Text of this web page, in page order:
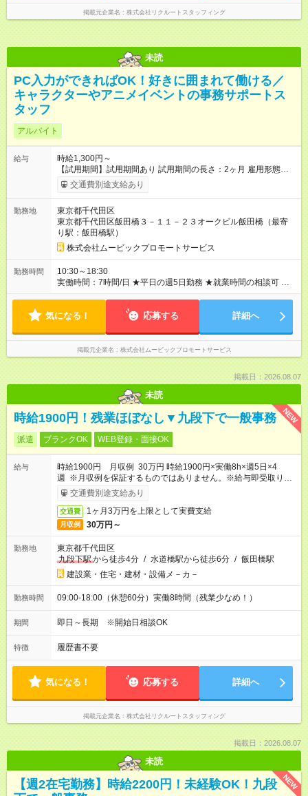
掲載元企業名 株式会社リクルートスタッフィング
未読
PC入力ができればOK！好きに囲まれて働ける／
キャラクターやアニメイベントの事務サポートス
タッフ
アルバイト
給与
時給1,300円～
【試用期間】試用期間あり 試用期間の長さ：2ヶ月 雇用形態、
給与は本採用時と同じです。
交通費別途支給あり
勤務地
東京都千代田区
東京都千代田区飯田橋３－１１－２３オークビル飯田橋（最寄
り駅：飯田橋駅）
株式会社ムービックプロモートサービス
勤務時間
10:30～18:30
実働時間：7時間/日 ★平日の週5日勤務 ★就業時間の相談可 勤
務時間は しっかり考慮しますので、 お気軽にご相談ください♪
気になる！ 応募する 詳細へ
掲載元企業名 株式会社ムービックプロモートサービス
掲載日：2026.08.07
未読
NEW
時給1900円！残業ほぼなし▼九段下で一般事務
派遣 ブランクOK WEB登録・面接OK
給与
時給1900円 月収例 30万円 時給1900円×実働8h×週5日×4
週 ※月収例を保証するものではありません。※給与即受取りサ
ービス利用可（利用条件有）
交通費別途支給あり
交通費 1ヶ月3万円を上限として実費支給
月収例 30万円～
勤務地
東京都千代田区
九段下駅から徒歩4分 / 水道橋駅から徒歩6分 / 飯田橋駅
建設業・住宅・建材・設備メ－カ－
勤務時間 09:00-18:00（休憩60分）実働8時間（残業少なめ！）
期間 即日～長期 ※開始日相談OK
特徴 履歴書不要
気になる！ 応募する 詳細へ
掲載元企業名 株式会社リクルートスタッフィング
掲載日：2026.08.07
未読
NEW
【週2在宅勤務】時給2200円！未経験OK！九段